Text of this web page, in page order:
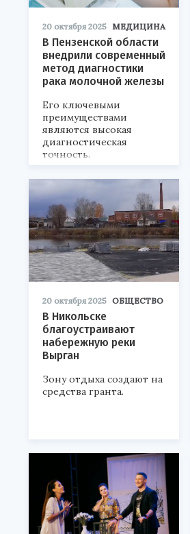
20 октября 2025 МЕДИЦИНА
В Пензенской области
внедрили современный
метод диагностики
рака молочной железы
Его ключевыми
преимуществами
являются высокая
диагностическая
точность.
20 октября 2025 ОБЩЕСТВО
В Никольске
благоустраивают
набережную реки
Вырган
Зону отдыха создают на
средства гранта.